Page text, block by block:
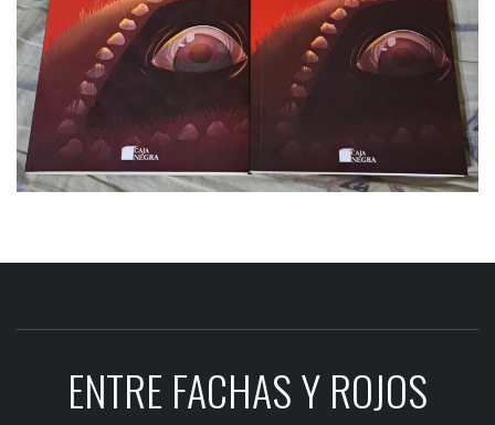
ENTRE FACHAS Y ROJOS